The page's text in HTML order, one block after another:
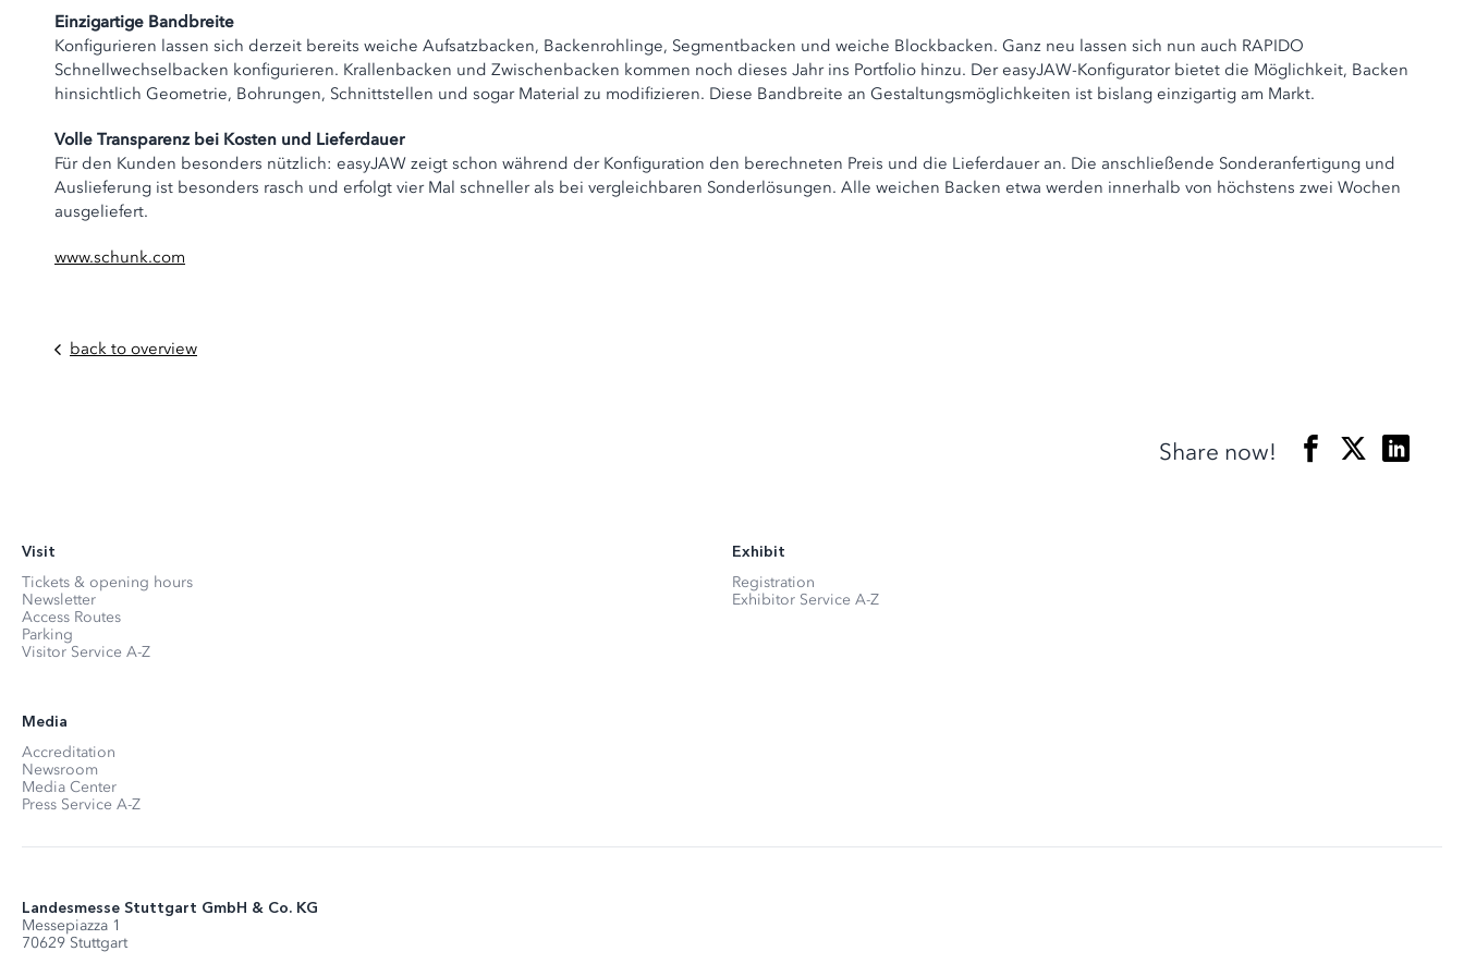
Einzigartige Bandbreite
Konfigurieren lassen sich derzeit bereits weiche Aufsatzbacken, Backenrohlinge, Segmentbacken und weiche Blockbacken. Ganz neu lassen sich nun auch RAPIDO
Schnellwechselbacken konfigurieren. Krallenbacken und Zwischenbacken kommen noch dieses Jahr ins Portfolio hinzu. Der easyJAW-Konfigurator bietet die Möglichkeit, Backen
hinsichtlich Geometrie, Bohrungen, Schnittstellen und sogar Material zu modifizieren. Diese Bandbreite an Gestaltungsmöglichkeiten ist bislang einzigartig am Markt.
Volle Transparenz bei Kosten und Lieferdauer
Für den Kunden besonders nützlich: easyJAW zeigt schon während der Konfiguration den berechneten Preis und die Lieferdauer an. Die anschließende Sonderanfertigung und
Auslieferung ist besonders rasch und erfolgt vier Mal schneller als bei vergleichbaren Sonderlösungen. Alle weichen Backen etwa werden innerhalb von höchstens zwei Wochen
ausgeliefert.
www.schunk.com
back to overview
Share now!
Visit
Tickets & opening hours
Newsletter
Access Routes
Parking
Visitor Service A-Z
Exhibit
Registration
Exhibitor Service A-Z
Media
Accreditation
Newsroom
Media Center
Press Service A-Z
Landesmesse Stuttgart GmbH & Co. KG
Messepiazza 1
70629 Stuttgart